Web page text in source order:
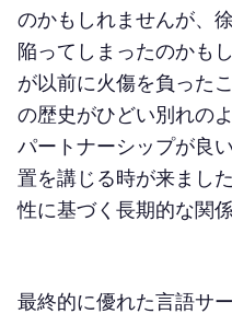
のかもしれませんが、
陥ってしまったのかも
が以前に火傷を負った
の歴史がひどい別れの
パートナーシップが良
置を講じる時が来まし
性に基づく長期的な関
最終的に優れた言語サ